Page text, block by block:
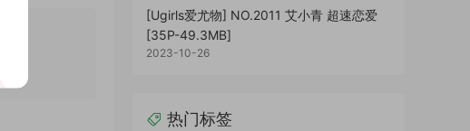
[Ugirls爱尤物] NO.2011 艾小青 超速恋爱
[35P-49.3MB]
2023-10-26
热门标签